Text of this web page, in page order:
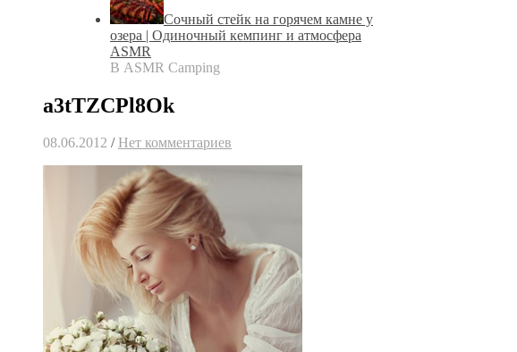
Сочный стейк на горячем камне у
озера | Одиночный кемпинг и атмосфера
ASMR
В ASMR Camping
a3tTZCPl8Ok
08.06.2012 / Нет комментариев